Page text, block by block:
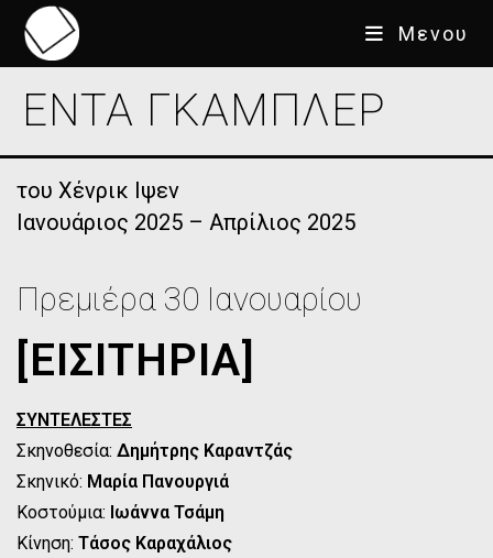
Μενου
ΕΝΤΑ ΓΚΑΜΠΛΕΡ
του Χένρικ Ιψεν
Ιανουάριος 2025 – Απρίλιος 2025
Πρεμιέρα 30 Ιανουαρίου
[ΕΙΣΙΤΗΡΙΑ]
ΣΥΝΤΕΛΕΣΤΕΣ
Σκηνοθεσία: Δημήτρης Καραντζάς
Σκηνικό: Μαρία Πανουργιά
Κοστούμια: Ιωάννα Τσάμη
Κίνηση: Τάσος Καραχάλιος